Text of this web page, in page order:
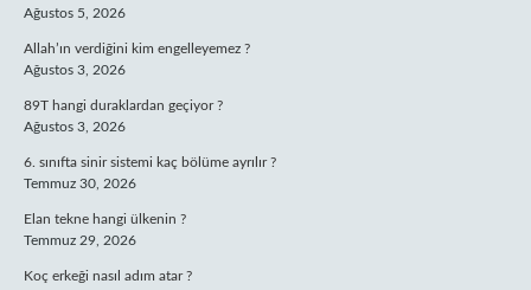
Ağustos 5, 2026
Allah’ın verdiğini kim engelleyemez ?
Ağustos 3, 2026
89T hangi duraklardan geçiyor ?
Ağustos 3, 2026
6. sınıfta sinir sistemi kaç bölüme ayrılır ?
Temmuz 30, 2026
Elan tekne hangi ülkenin ?
Temmuz 29, 2026
Koç erkeği nasıl adım atar ?